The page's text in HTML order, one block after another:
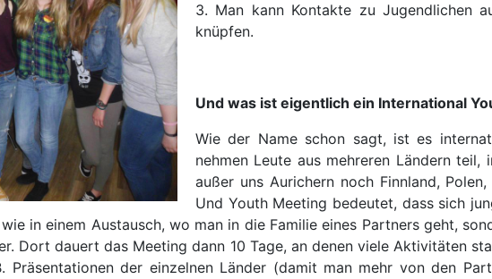
3. Man kann Kontakte zu Jugendlichen
knüpfen.
Und was ist eigentlich ein International
Wie der Name schon sagt, ist es
nehmen Leute aus mehreren Ländern teil,
außer uns Aurichern noch Finnland, Polen,
Und Youth Meeting bedeutet, dass sich
in einem Austausch, wo man in die Familie eines Partners geht,
Dort dauert das Meeting dann 10 Tage, an denen viele Aktivitäten
Präsentationen der einzelnen Länder (damit man mehr von den